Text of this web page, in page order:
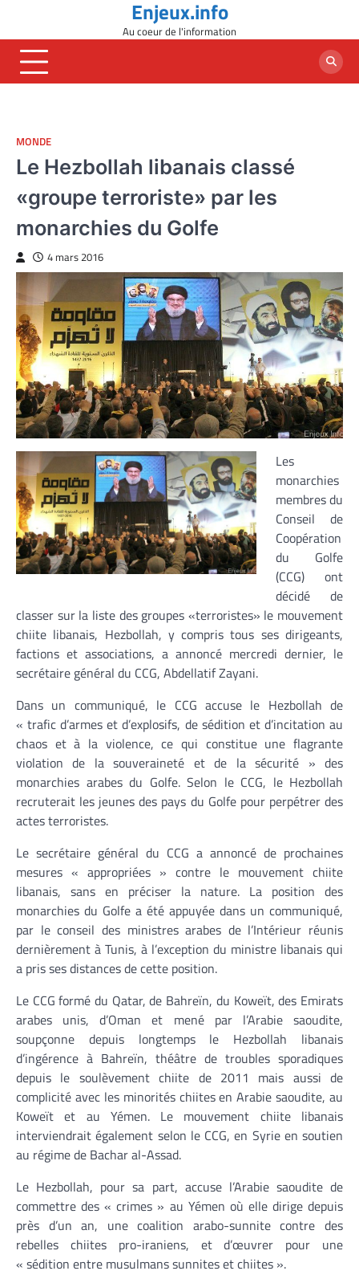
content
Enjeux.info
Au coeur de l'information
MONDE
Le Hezbollah libanais classé
«groupe terroriste» par les
monarchies du Golfe
4 mars 2016
Les
monarchies
membres du
Conseil de
Coopération
du Golfe
(CCG) ont
décidé de
classer sur la liste des groupes «terroristes» le mouvement
chiite libanais, Hezbollah, y compris tous ses dirigeants,
factions et associations, a annoncé mercredi dernier, le
secrétaire général du CCG, Abdellatif Zayani.
Dans un communiqué, le CCG accuse le Hezbollah de
« trafic d’armes et d’explosifs, de sédition et d’incitation au
chaos et à la violence, ce qui constitue une flagrante
violation de la souveraineté et de la sécurité » des
monarchies arabes du Golfe. Selon le CCG, le Hezbollah
recruterait les jeunes des pays du Golfe pour perpétrer des
actes terroristes.
Le secrétaire général du CCG a annoncé de prochaines
mesures « appropriées » contre le mouvement chiite
libanais, sans en préciser la nature. La position des
monarchies du Golfe a été appuyée dans un communiqué,
par le conseil des ministres arabes de l’Intérieur réunis
dernièrement à Tunis, à l’exception du ministre libanais qui
a pris ses distances de cette position.
Le CCG formé du Qatar, de Bahreïn, du Koweït, des Emirats
arabes unis, d’Oman et mené par l’Arabie saoudite,
soupçonne depuis longtemps le Hezbollah libanais
d’ingérence à Bahreïn, théâtre de troubles sporadiques
depuis le soulèvement chiite de 2011 mais aussi de
complicité avec les minorités chiites en Arabie saoudite, au
Koweït et au Yémen. Le mouvement chiite libanais
interviendrait également selon le CCG, en Syrie en soutien
au régime de Bachar al-Assad.
Le Hezbollah, pour sa part, accuse l’Arabie saoudite de
commettre des « crimes » au Yémen où elle dirige depuis
près d’un an, une coalition arabo-sunnite contre des
rebelles chiites pro-iraniens, et d’œuvrer pour une
« sédition entre musulmans sunnites et chiites ».